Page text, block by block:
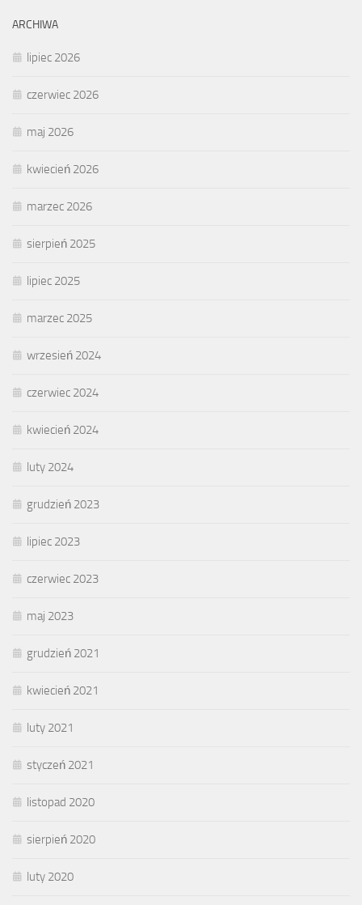
ARCHIWA
lipiec 2026
czerwiec 2026
maj 2026
kwiecień 2026
marzec 2026
sierpień 2025
lipiec 2025
marzec 2025
wrzesień 2024
czerwiec 2024
kwiecień 2024
luty 2024
grudzień 2023
lipiec 2023
czerwiec 2023
maj 2023
grudzień 2021
kwiecień 2021
luty 2021
styczeń 2021
listopad 2020
sierpień 2020
luty 2020